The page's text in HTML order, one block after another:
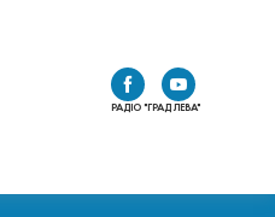
РАДІО "ГРАД ЛЕВА"